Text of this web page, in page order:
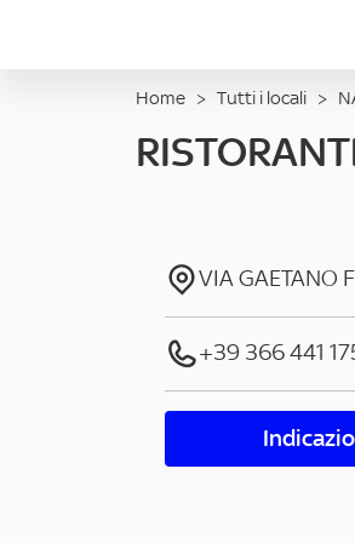
Home > Tutti i locali >
VIA GAETANO
+39 366 441